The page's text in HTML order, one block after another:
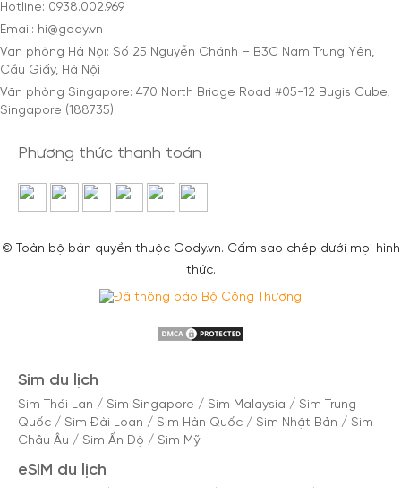
Hotline: 0938.002.969
Email: hi@gody.vn
Văn phòng Hà Nội: Số 25 Nguyễn Chánh – B3C Nam Trung Yên,
Cầu Giấy, Hà Nội
Văn phòng Singapore: 470 North Bridge Road #05-12 Bugis Cube,
Singapore (188735)
Phương thức thanh toán
© Toàn bộ bản quyền thuộc Gody.vn. Cấm sao chép dưới mọi hình
thức.
Sim du lịch
Sim Thái Lan / Sim Singapore / Sim Malaysia / Sim Trung
Quốc / Sim Đài Loan / Sim Hàn Quốc / Sim Nhật Bản / Sim
Châu Âu / Sim Ấn Độ / Sim Mỹ
eSIM du lịch